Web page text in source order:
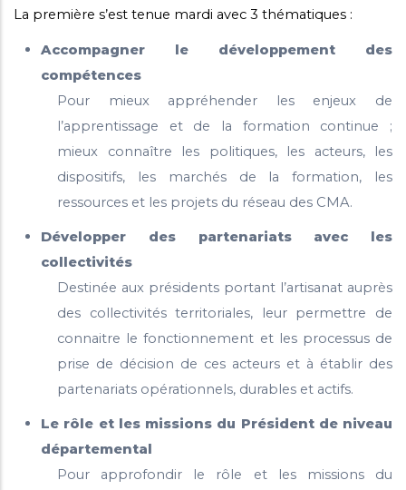
La première s’est tenue mardi avec 3 thématiques :
Accompagner le développement des
compétences
Pour mieux appréhender les enjeux de
l’apprentissage et de la formation continue ;
mieux connaître les politiques, les acteurs, les
dispositifs, les marchés de la formation, les
ressources et les projets du réseau des CMA.
Développer des partenariats avec les
collectivités
Destinée aux présidents portant l’artisanat auprès
des collectivités territoriales, leur permettre de
connaitre le fonctionnement et les processus de
prise de décision de ces acteurs et à établir des
partenariats opérationnels, durables et actifs.
Le rôle et les missions du Président de niveau
départemental
Pour approfondir le rôle et les missions du